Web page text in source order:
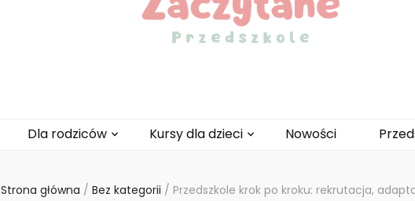
Dla rodziców Kursy dla dzieci Nowości
Strona główna / Bez kategorii / Przedszkole krok po kroku: rekrutacja,